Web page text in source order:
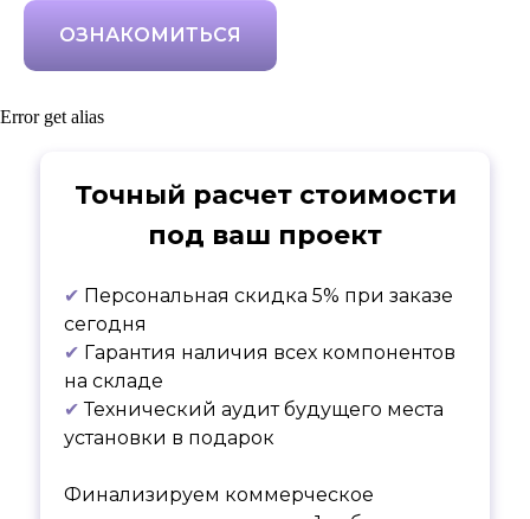
ОЗНАКОМИТЬСЯ
Error get alias
Точный расчет стоимости
под ваш проект
✔ Персональная скидка 5% при заказе
сегодня
✔ Гарантия наличия всех компонентов
на складе
✔Технический аудит будущего места
установки в подарок
Финализируем коммерческое